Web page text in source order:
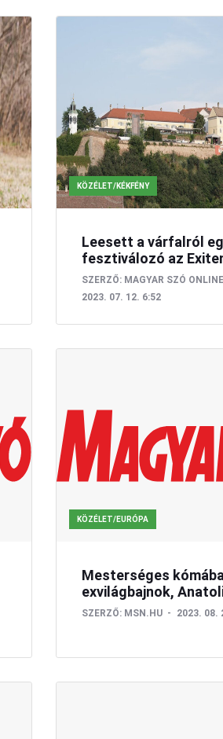
KÖZÉLET/KÉKFÉNY
Leesett a várfalról
fesztiválozó az
SZERZŐ: MAGYAR SZÓ ONLINE
2023. 07. 12. 6:52
KÖZÉLET/EURÓPA
Mesterséges
exvilágbajnok,
SZERZŐ: MSN.HU 2023. 08.